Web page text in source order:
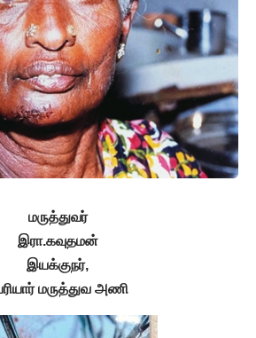
மருத்துவர்
இரா.கவுதமன்
இயக்குநர்,
மருத்துவ அணி